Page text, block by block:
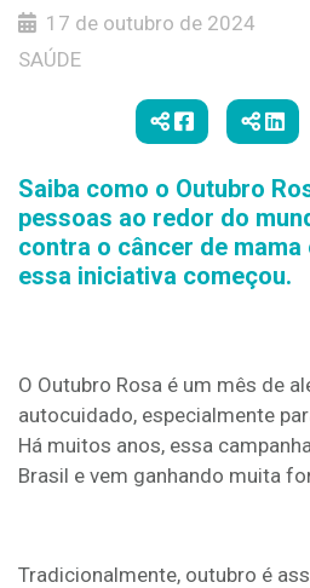
17 de outubro de 2024
SAÚDE
Saiba como o Outubro
pessoas ao redor do
contra o câncer de mama
essa iniciativa começou.
O Outubro Rosa é um mês de
autocuidado, especialmente
Há muitos anos, essa
Brasil e vem ganhando muita
Tradicionalmente, outubro é